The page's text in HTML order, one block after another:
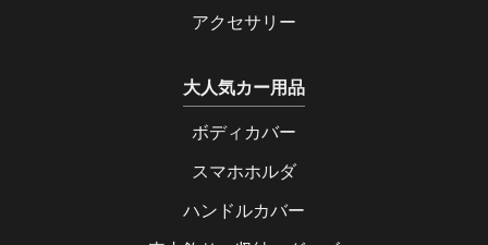
アクセサリー
大人気カー用品
ボディカバー
スマホホルダ
ハンドルカバー